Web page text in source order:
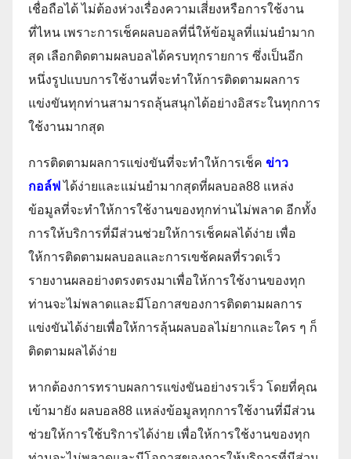
เชื่อถือได้ ไม่ต้องห่วงเรื่องความเสี่ยงหรือการใช้งาน
ที่ไหน เพราะการเช็คผลบอลที่นี่ให้ข้อมูลที่แม่นยำมาก
สุด เลือกติดตามผลบอลได้ครบทุกรายการ ซึ่งเป็นอีก
หนึ่งรูปแบบการใช้งานที่จะทำให้การติดตามผลการ
แข่งขันทุกท่านสามารถลุ้นสนุกได้อย่างอิสระในทุกการ
ใช้งานมากสุด
การติดตามผลการแข่งขันที่จะทำให้การเช็ค ข่าว
กอล์ฟ ได้ง่ายและแม่นยำมากสุดที่ผลบอล88 แหล่ง
ข้อมูลที่จะทำให้การใช้งานของทุกท่านไม่พลาด อีกทั้ง
การให้บริการที่มีส่วนช่วยให้การเช็คผลได้ง่าย เพื่อ
ให้การติดตามผลบอลและการเขช้คผลที่รวดเร็ว
รายงานผลอย่างตรงตรงมาเพื่อให้การใช้งานของทุก
ท่านจะไม่พลาดและมีโอกาสของการติดตามผลการ
แข่งขันได้ง่ายเพื่อให้การลุ้นผลบอลไม่ยากและใคร ๆ ก็
ติดตามผลได้ง่าย
หากต้องการทราบผลการแข่งขันอย่างรวเร็ว โดยที่คุณ
เข้ามายัง ผลบอล88 แหล่งข้อมูลทุกการใช้งานที่มีส่วน
ช่วยให้การใช้บริการได้ง่าย เพื่อให้การใช้งานของทุก